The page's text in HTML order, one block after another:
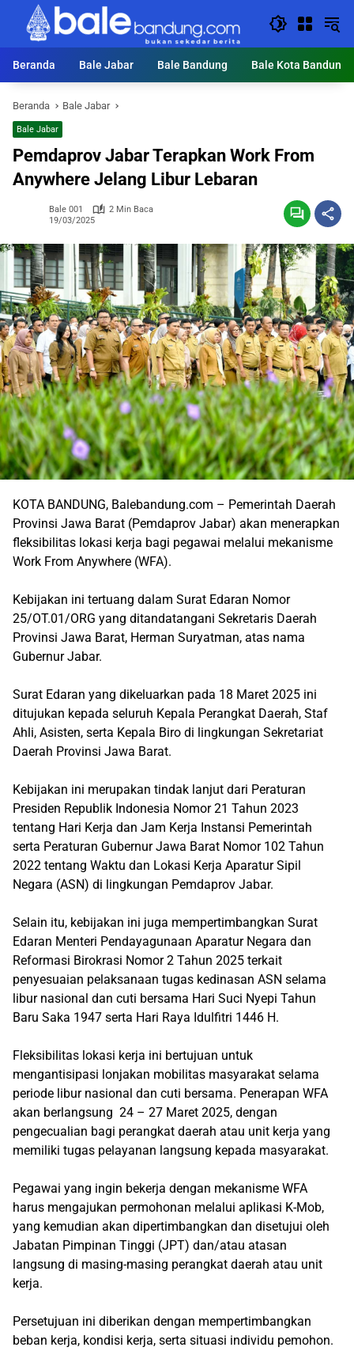
Langsung
konten
Beranda
Bale Jabar Bale Bandung Bale Kota Bandung
Beranda Bale Jabar
Bale Jabar
Pemdaprov Jabar Terapkan Work From
Anywhere Jelang Libur Lebaran
Bale 001
2 Min Baca
19/03/2025
KOTA BANDUNG, Balebandung.com – Pemerintah Daerah
Provinsi Jawa Barat (Pemdaprov Jabar) akan menerapkan
fleksibilitas lokasi kerja bagi pegawai melalui mekanisme
Work From Anywhere (WFA).
Kebijakan ini tertuang dalam Surat Edaran Nomor
25/OT.01/ORG yang ditandatangani Sekretaris Daerah
Provinsi Jawa Barat, Herman Suryatman, atas nama
Gubernur Jabar.
Surat Edaran yang dikeluarkan pada 18 Maret 2025 ini
ditujukan kepada seluruh Kepala Perangkat Daerah, Staf
Ahli, Asisten, serta Kepala Biro di lingkungan Sekretariat
Daerah Provinsi Jawa Barat.
Kebijakan ini merupakan tindak lanjut dari Peraturan
Presiden Republik Indonesia Nomor 21 Tahun 2023
tentang Hari Kerja dan Jam Kerja Instansi Pemerintah
serta Peraturan Gubernur Jawa Barat Nomor 102 Tahun
2022 tentang Waktu dan Lokasi Kerja Aparatur Sipil
Negara (ASN) di lingkungan Pemdaprov Jabar.
Selain itu, kebijakan ini juga mempertimbangkan Surat
Edaran Menteri Pendayagunaan Aparatur Negara dan
Reformasi Birokrasi Nomor 2 Tahun 2025 terkait
penyesuaian pelaksanaan tugas kedinasan ASN selama
libur nasional dan cuti bersama Hari Suci Nyepi Tahun
Baru Saka 1947 serta Hari Raya Idulfitri 1446 H.
Fleksibilitas lokasi kerja ini bertujuan untuk
mengantisipasi lonjakan mobilitas masyarakat selama
periode libur nasional dan cuti bersama. Penerapan WFA
akan berlangsung 24 – 27 Maret 2025, dengan
pengecualian bagi perangkat daerah atau unit kerja yang
memiliki tugas pelayanan langsung kepada masyarakat.
Pegawai yang ingin bekerja dengan mekanisme WFA
harus mengajukan permohonan melalui aplikasi K-Mob,
yang kemudian akan dipertimbangkan dan disetujui oleh
Jabatan Pimpinan Tinggi (JPT) dan/atau atasan
langsung di masing-masing perangkat daerah atau unit
kerja.
Persetujuan ini diberikan dengan mempertimbangkan
beban kerja, kondisi kerja, serta situasi individu pemohon.